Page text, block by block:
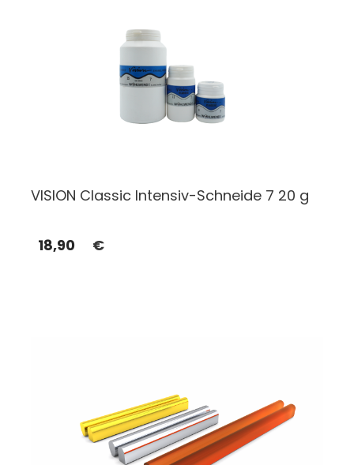
VISION Classic Intensiv-Schneide 7 20 g
18,90 €